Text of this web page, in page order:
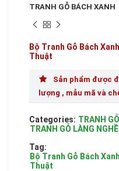
TRANH GỖ BÁCH XANH
Bộ Tranh Gỗ Bách
Thuật
Sản phẩm được
lượng , mẫu mã và
Categories: TRANH
TRANH GỖ LÀNG NGHỀ
Tag:
Bộ Tranh Gỗ Bách
Thuật